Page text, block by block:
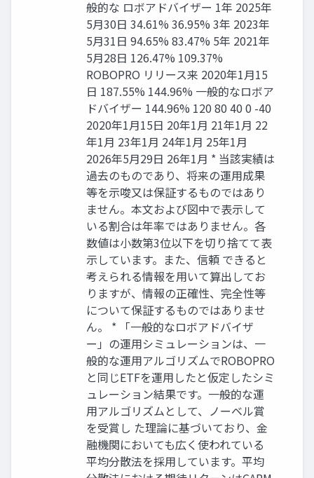
般的な ロボアドバイザー 1年 2025年
5月30日 34.61% 36.95% 3年 2023年
5月31日 94.65% 83.47% 5年 2021年
5月28日 126.47% 109.37%
ROBOPRO リリース来 2020年1月15
日 187.55% 144.96% 一般的なロボア
ドバイザー 144.96% 120 80 40 0 -40
2020年1月15日 20年1月 21年1月 22
年1月 23年1月 24年1月 25年1月
2026年5月29日 26年1月 * 当該実績は
過去のものであり、将来の運用成果
等を示唆又は保証するものではあり
ません。本文および図中で表示して
いる割合は年率ではありません。各
数値は小数第3位以下を切り捨てて表
示しています。また、信頼 できると
考えられる情報を用いて算出してお
りますが、情報の正確性、完全性等
について保証するものではありませ
ん。 * 「一般的なロボアドバイザ
ー」の運用シミュレーションは、一
般的な運用アルゴリズムでROBOPRO
と同じETFを運用したと仮定したシミ
ュレーション結果です。一般的な運
用アルゴリズムとして、ノーベル賞
を受賞し た理論に基づいており、金
融機関においても広く使われている
平均分散法を採用しています。平均